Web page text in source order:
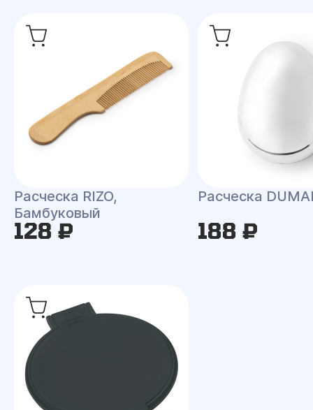
Расческа RIZO,
Бамбуковый
128 ₽
Расческа
188 ₽